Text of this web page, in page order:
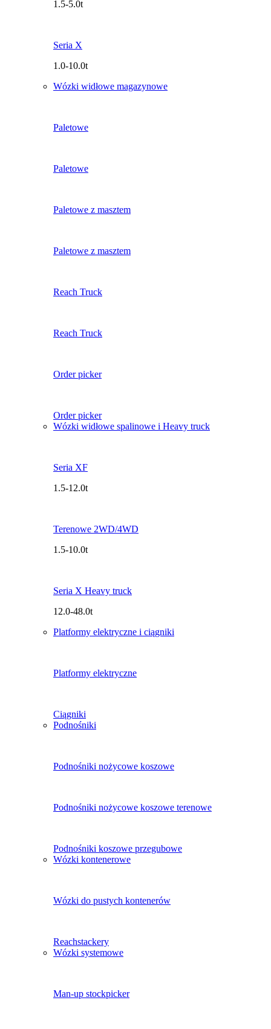
1.5-5.0t
Seria X
1.0-10.0t
Wózki widłowe magazynowe
Paletowe
Paletowe
Paletowe z masztem
Paletowe z masztem
Reach Truck
Reach Truck
Order picker
Order picker
Wózki widłowe spalinowe i Heavy truck
Seria XF
1.5-12.0t
Terenowe 2WD/4WD
1.5-10.0t
Seria X Heavy truck
12.0-48.0t
Platformy elektryczne i ciągniki
Platformy elektryczne
Ciągniki
Podnośniki
Podnośniki nożycowe koszowe
Podnośniki nożycowe koszowe terenowe
Podnośniki koszowe przegubowe
Wózki kontenerowe
Wózki do pustych kontenerów
Reachstackery
Wózki systemowe
Man-up stockpicker